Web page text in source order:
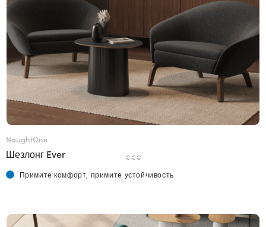
NaughtOne
Шезлонг Ever €€€
Примите комфорт, примите устойчивость